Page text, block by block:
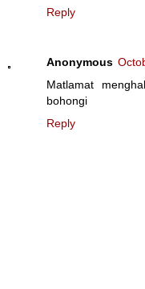
Reply
Anonymous
Matlamat
bohongi
Reply